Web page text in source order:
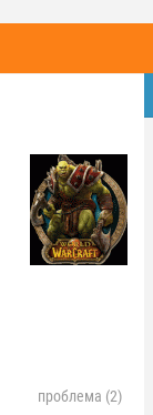
проблема (2)